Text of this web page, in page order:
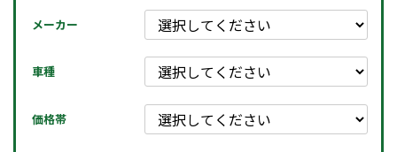
メーカー
車種
価格帯